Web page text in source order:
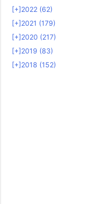
[+]2022 (62)
[+]2021 (179)
[+]2020 (217)
[+]2019 (83)
[+]2018 (152)